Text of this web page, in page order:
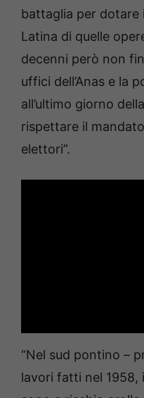
battaglia per dotare
Latina di quelle
decenni però non
uffici dell’Anas e la
all’ultimo giorno
rispettare il
elettori”.
“Nel sud pontino –
lavori fatti nel 1958,